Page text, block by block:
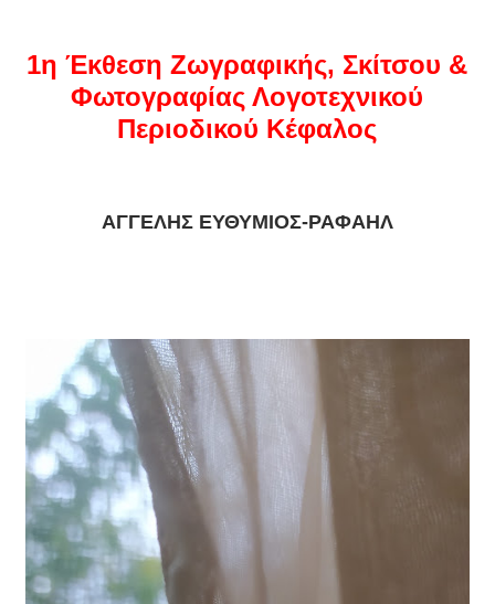
1η Έκθεση Ζωγραφικής, Σκίτσου &
Φωτογραφίας Λογοτεχνικού
Περιοδικού Κέφαλος
ΑΓΓΕΛΗΣ ΕΥΘΥΜΙΟΣ-ΡΑΦΑΗΛ